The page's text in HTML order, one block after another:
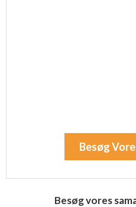
Besøg
Besøg vores